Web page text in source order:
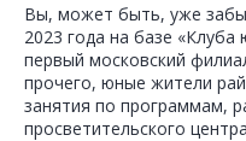
Вы, может быть, уже
2023 года на базе
первый московский
прочего, юные жители
занятия по программам,
просветительского